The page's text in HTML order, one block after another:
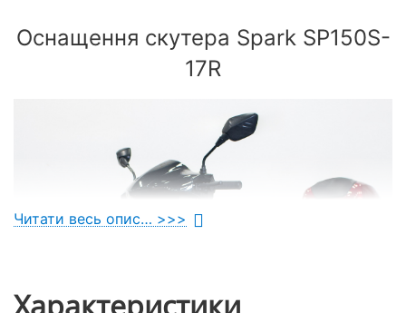
Оснащення скутера Spark SP150S-
17R
Читати весь опис… >>>